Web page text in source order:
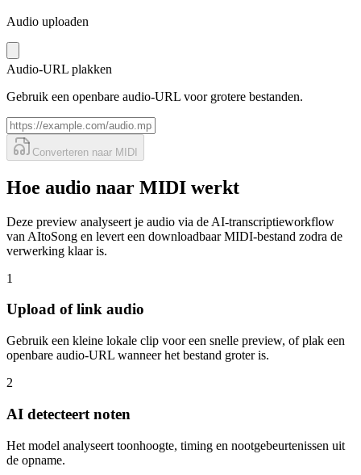
Audio uploaden
Audio-URL plakken
Gebruik een openbare audio-URL voor grotere bestanden.
Converteren naar MIDI
Hoe audio naar MIDI werkt
Deze preview analyseert je audio via de AI-transcriptieworkflow
van AItoSong en levert een downloadbaar MIDI-bestand zodra de
verwerking klaar is.
1
Upload of link audio
Gebruik een kleine lokale clip voor een snelle preview, of plak een
openbare audio-URL wanneer het bestand groter is.
2
AI detecteert noten
Het model analyseert toonhoogte, timing en nootgebeurtenissen uit
de opname.